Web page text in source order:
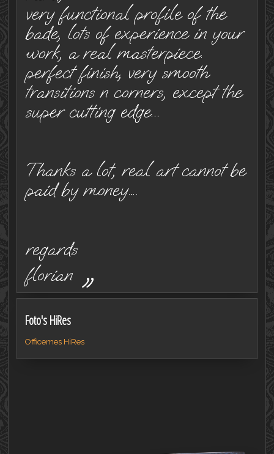
very functional profile of the
bade, lots of experience in your
work, a real masterpiece.
perfect finish, very smooth
transitions n corners, except the
super cutting edge...
Thanks a lot, real art cannot be
paid by money….
regards
florian„
Foto's HiRes
Officemes HiRes